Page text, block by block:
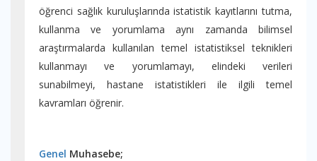
öğrenci sağlık kuruluşlarında istatistik kayıtlarını tutma,
kullanma ve yorumlama aynı zamanda bilimsel
araştırmalarda kullanılan temel istatistiksel teknikleri
kullanmayı ve yorumlamayı, elindeki verileri
sunabilmeyi, hastane istatistikleri ile ilgili temel
kavramları öğrenir.
Genel Muhasebe;